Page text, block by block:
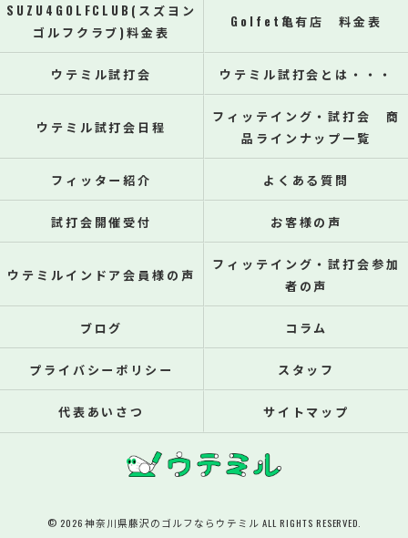
SUZU4GOLFCLUB(スズヨン
ゴルフクラブ)料金表
Golfet亀有店 料金表
ウテミル試打会 ウテミル試打会とは・・・
ウテミル試打会日程
フィッテイング・試打会 商
品ラインナップ一覧
フィッター紹介 よくある質問
試打会開催受付 お客様の声
ウテミルインドア会員様の声
フィッテイング・試打会参加
者の声
ブログ コラム
プライバシーポリシー スタッフ
代表あいさつ サイトマップ
© 2026 神奈川県藤沢のゴルフならウテミル ALL RIGHTS RESERVED.